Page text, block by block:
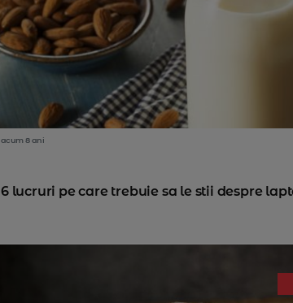
acum 8 ani
6 lucruri pe care trebuie sa le stii despre